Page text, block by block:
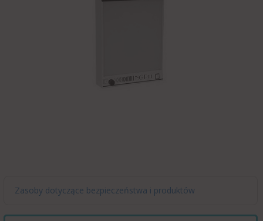
Zasoby dotyczące bezpieczeństwa i produktów